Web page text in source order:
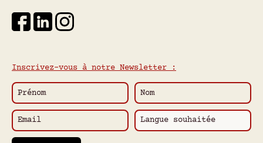
Inscrivez-vous à notre Newsletter :